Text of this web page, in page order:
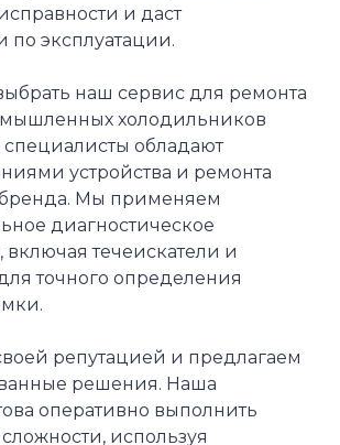
и даст
эксплуатации.
наш сервис для ремонта
холодильников
обладают
устройства и ремонта
бренда. Мы применяем
диагностическое
течеискатели и
точного определения
репутацией и предлагаем
решения. Наша
оперативно выполнить
используя